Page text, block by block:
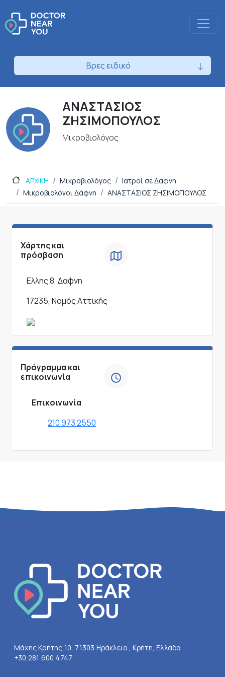
Βρες ειδικό
ΑΝΑΣΤΑΣΙΟΣ
ΖΗΣΙΜΟΠΟΥΛΟΣ
Μικροβιολόγος
ΑΡΧΙΚΗ Μικροβιολόγος
Ιατροί σε Δάφνη
Μικροβιολόγοι Δάφνη
ΑΝΑΣΤΑΣΙΟΣ ΖΗΣΙΜΟΠΟΥΛΟΣ
Χάρτης και
πρόσβαση
Ελλης 8, Δαφνη
17235, Νομός Αττικής
Πρόγραμμα και
επικοινωνία
Επικοινωνία
210 973 2550
Μάχης Κρήτης 10, 71303 Ηράκλειο , Κρήτη, Ελλάδα
+30 281 600 4747